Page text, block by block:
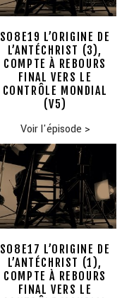
S08E19 L’ORIGINE DE
L’ANTÉCHRIST (3),
COMPTE À REBOURS
FINAL VERS LE
CONTRÔLE MONDIAL
(V5)
Voir l'épisode >
S08E17 L’ORIGINE DE
L’ANTÉCHRIST (1),
COMPTE À REBOURS
FINAL VERS LE